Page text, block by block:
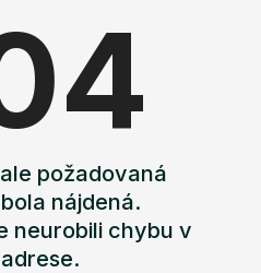
požadovaná
nájdená.
neurobili chybu v